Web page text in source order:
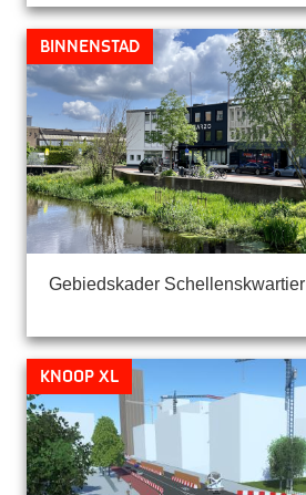
Gebiedskader Schellenskwartier
Binnenstad
Knoop XL